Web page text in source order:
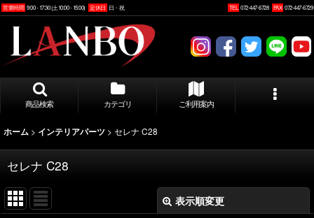
営業時間 9:00 - 17:30 (土10:00 - 15:00) 定休日 日・祝 TEL 072-447-6728 FAX 072-447-6729
商品検索 カテゴリ ご利用案内
ホーム > インテリアパーツ > セレナ C28
セレナ C28
表示順変更